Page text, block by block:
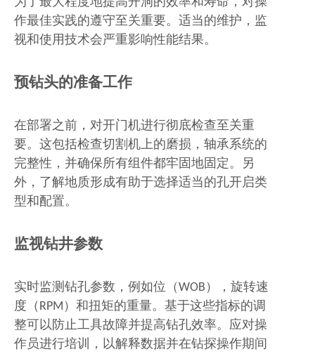
作最佳实践的遵守至关重要。适当的维护，监
视和使用技术会严重影响性能结果。
预钻头的准备工作
在部署之前，对开门机进行彻底检查至关重
要。这包括检查切割机上的磨损，轴承系统的
完整性，并确保所有组件都牢固地固定。另
外，了解地质形成有助于选择适当的孔开启类
型和配置。
监视钻井参数
实时监测钻孔参数，例如位（WOB），旋转速
度（RPM）和扭矩的重量。基于这些指标的调
整可以防止工具故障并提高钻孔效率。应对操
作员进行培训，以解释数据并在钻探操作期间